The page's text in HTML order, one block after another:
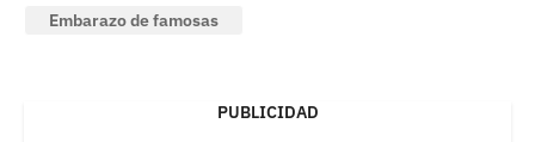
Embarazo de famosas
PUBLICIDAD